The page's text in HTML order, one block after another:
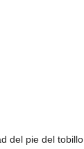
del pie del tobillo